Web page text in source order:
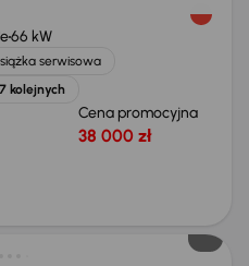
66 kW
serwisowa
kolejnych
Cena promocyjna
38 000 zł